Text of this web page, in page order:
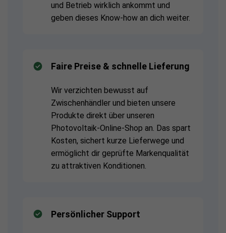
und Betrieb wirklich ankommt und
geben dieses Know-how an dich weiter.
Faire Preise & schnelle Lieferung
Wir verzichten bewusst auf
Zwischenhändler und bieten unsere
Produkte direkt über unseren
Photovoltaik-Online-Shop an. Das spart
Kosten, sichert kurze Lieferwege und
ermöglicht dir geprüfte Markenqualität
zu attraktiven Konditionen.
Persönlicher Support